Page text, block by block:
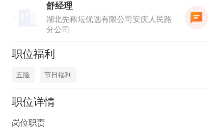
舒经理
湖北先秾坛优选有限公司安庆人民路
分公司
职位福利
五险 节日福利
职位详情
岗位职责